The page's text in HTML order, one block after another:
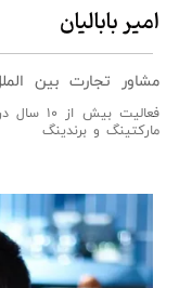
امیر بابالیان
مشاور تجارت بین
فعالیت
مارکتینگ و برندینگ